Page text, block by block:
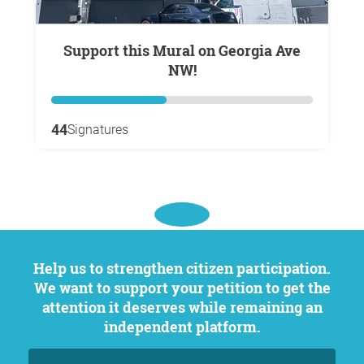
Support this Mural on Georgia Ave
NW!
44Signatures
Help us to strengthen citizen participation.
We want to support your petition to get the
attention it deserves while remaining an
independent platform.